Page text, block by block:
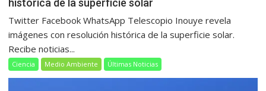
histórica de la superficie solar
Twitter Facebook WhatsApp Telescopio Inouye revela
imágenes con resolución histórica de la superficie solar.
Recibe noticias...
Ciencia Medio Ambiente Últimas Noticias